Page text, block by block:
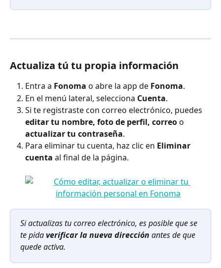
Actualiza tú tu propia información
Entra a Fonoma o abre la app de Fonoma.
En el menú lateral, selecciona Cuenta.
Si te registraste con correo electrónico, puedes
editar tu nombre, foto de perfil, correo o
actualizar tu contraseña.
Para eliminar tu cuenta, haz clic en Eliminar
cuenta al final de la página.
Si actualizas tu correo electrónico, es posible que se
te pida verificar la nueva dirección antes de que
quede activa.